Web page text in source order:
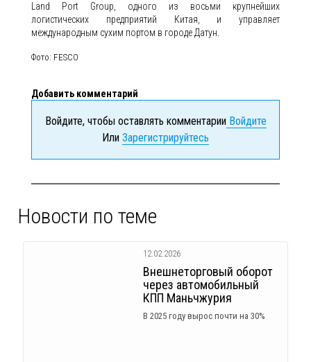
Land Port Group, одного из восьми крупнейших
логистических предприятий Китая, и управляет
международным сухим портом в городе Датун.
Фото: FESCO
Добавить комментарий
Войдите, чтобы оставлять комментарииВойдите
Или Зарегистрируйтесь
Новости по теме
12.02.2026
Внешнеторговый оборот
через автомобильный
КПП Маньчжурия
В 2025 году вырос почти на 30%